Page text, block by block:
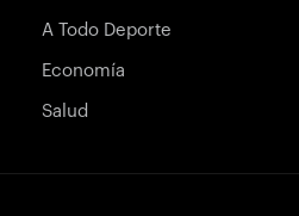
A Todo Deporte
Economía
Salud